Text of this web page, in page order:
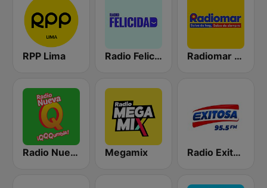
RPP Lima Radio Felicidad Radiomar 106.3 FM
Radio Nueva Q Megamix Radio Exitosa